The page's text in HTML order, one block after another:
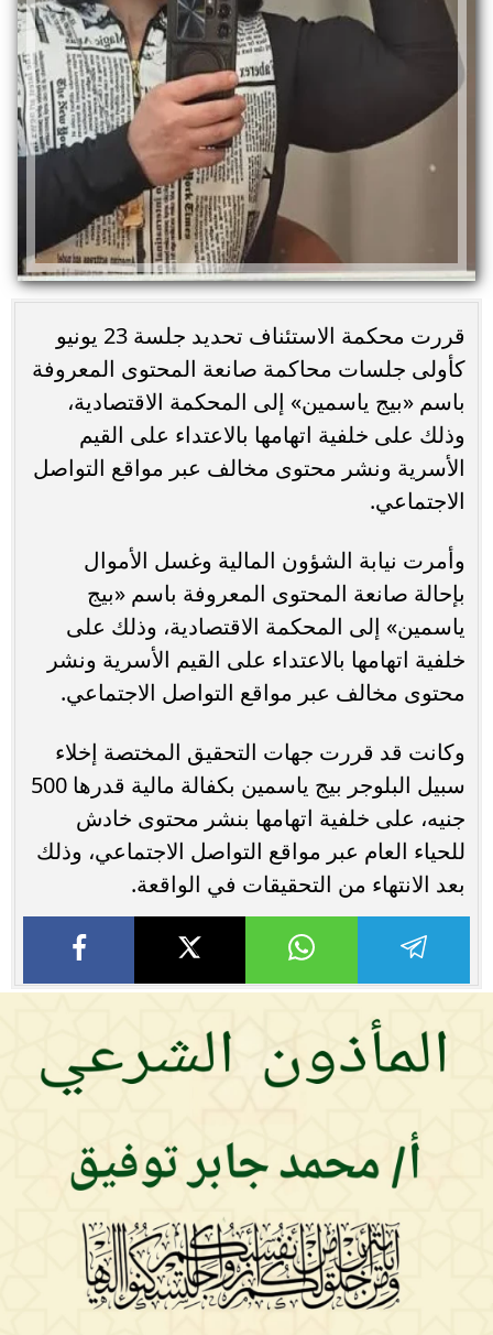
قررت محكمة الاستئناف تحديد جلسة 23 يونيو
كأولى جلسات محاكمة صانعة المحتوى المعروفة
باسم «بيج ياسمين» إلى المحكمة الاقتصادية،
وذلك على خلفية اتهامها بالاعتداء على القيم
الأسرية ونشر محتوى مخالف عبر مواقع التواصل
الاجتماعي.
وأمرت نيابة الشؤون المالية وغسل الأموال
بإحالة صانعة المحتوى المعروفة باسم «بيج
ياسمين» إلى المحكمة الاقتصادية، وذلك على
خلفية اتهامها بالاعتداء على القيم الأسرية ونشر
محتوى مخالف عبر مواقع التواصل الاجتماعي.
وكانت قد قررت جهات التحقيق المختصة إخلاء
سبيل البلوجر بيج ياسمين بكفالة مالية قدرها 500
جنيه، على خلفية اتهامها بنشر محتوى خادش
للحياء العام عبر مواقع التواصل الاجتماعي، وذلك
بعد الانتهاء من التحقيقات في الواقعة.